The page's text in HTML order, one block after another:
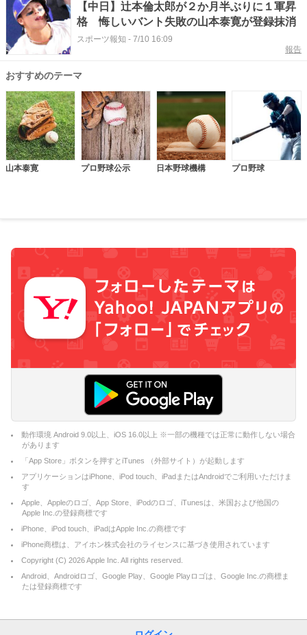
【中日】辻本倫太郎が２か月半ぶりに１軍昇
格 悔しいバント失敗の山本泰寛が登録抹消
スポーツ報知 - 7/10 16:09
報告
おすすめのテーマ
山本泰寛 プロ野球公示 日本野球機構 プロ野球
動作環境 Android 9.0以上、iOS 16.0以上 ※一部の機種では正常に動作しない場合
があります
「App Store」ボタンを押すとiTunes （外部サイト）が起動します
アプリケーションはiPhone、iPod touch、iPadまたはAndroidでご利用いただけま
す
Apple、Appleのロゴ、App Store、iPodのロゴ、iTunesは、米国および他国の
Apple Inc.の登録商標です
iPhone、iPod touch、iPadはApple Inc.の商標です
iPhone商標は、アイホン株式会社のライセンスに基づき使用されています
Copyright (C) 2026Apple Inc. All rights reserved.
Android、Androidロゴ、Google Play、Google Playロゴは、Google Inc.の商標ま
たは登録商標です